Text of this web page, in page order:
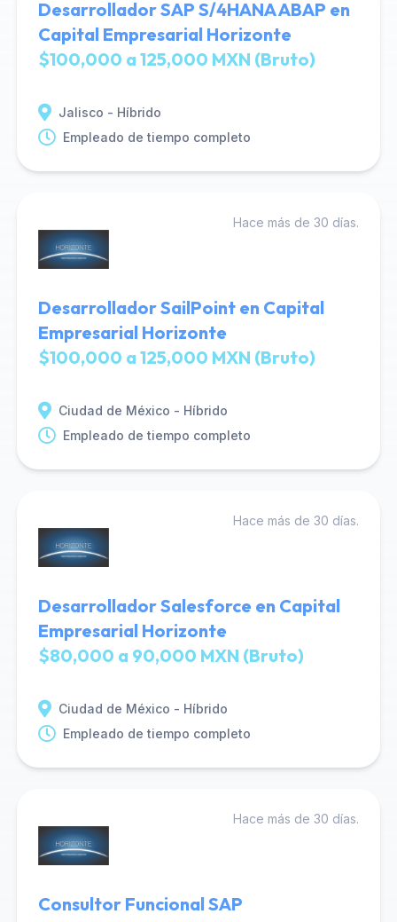
Desarrollador SAP S/4HANA ABAP en
Capital Empresarial Horizonte
$100,000 a 125,000 MXN (Bruto)
Jalisco - Híbrido
Empleado de tiempo completo
Hace más de 30 días.
Desarrollador SailPoint en Capital
Empresarial Horizonte
$100,000 a 125,000 MXN (Bruto)
Ciudad de México - Híbrido
Empleado de tiempo completo
Hace más de 30 días.
Desarrollador Salesforce en Capital
Empresarial Horizonte
$80,000 a 90,000 MXN (Bruto)
Ciudad de México - Híbrido
Empleado de tiempo completo
Hace más de 30 días.
Consultor Funcional SAP